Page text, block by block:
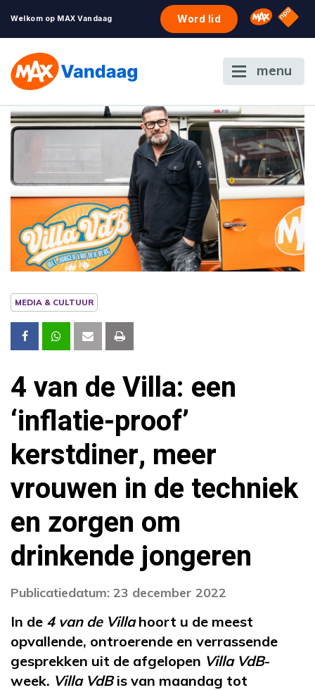
Welkom op MAX Vandaag Word lid Omroep
NPO
menu
MEDIA & CULTUUR
4 van de Villa: een
‘inflatie-proof’
kerstdiner, meer
vrouwen in de techniek
en zorgen om
drinkende jongeren
Publicatiedatum: 23 december 2022
In de 4 van de Villahoort u de meest
opvallende, ontroerende en verrassende
gesprekken uit de afgelopen Villa VdB-
week. Villa VdBis van maandag tot